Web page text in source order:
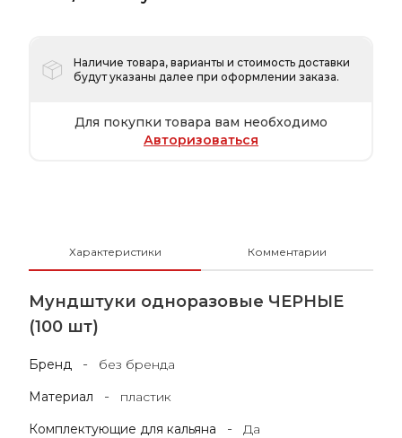
Наличие товара, варианты и стоимость доставки
будут указаны далее при оформлении заказа.
Для покупки товара вам необходимо
Авторизоваться
Характеристики Комментарии
Мундштуки одноразовые ЧЕРНЫЕ
(100 шт)
Бренд - без бренда
Материал
- пластик
Комплектующие для кальяна
- Да